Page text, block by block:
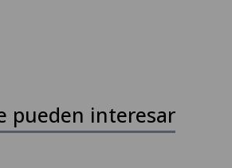
pueden interesar